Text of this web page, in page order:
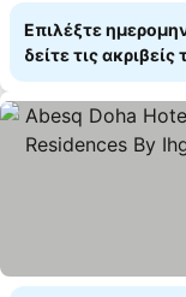
Επιλέξτε
δείτε τις ακριβείς